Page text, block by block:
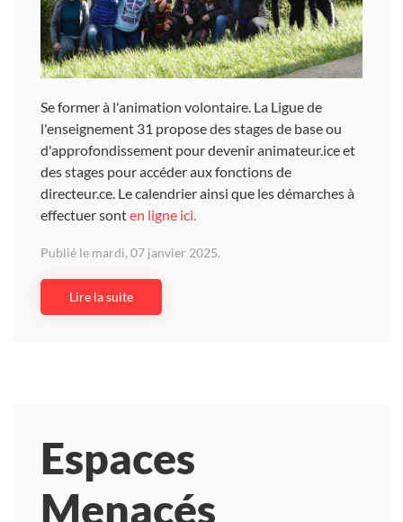
Se former à l'animation volontaire. La Ligue de
l'enseignement 31 propose des stages de base ou
d'approfondissement pour devenir animateur.ice et
des stages pour accéder aux fonctions de
directeur.ce. Le calendrier ainsi que les démarches à
effectuer sonten ligne ici.
Publié le mardi, 07 janvier 2025.
Lire la suite
Espaces
Menacés